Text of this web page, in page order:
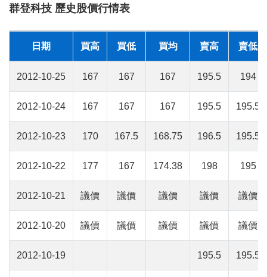
群登科技 歷史股價行情表
日期 買高 買低 買均 賣高 賣低
2012-10-25 167 167 167 195.5 194
2012-10-24 167 167 167 195.5 195.5
2012-10-23 170 167.5 168.75 196.5 195.5
2012-10-22 177 167 174.38 198 195
2012-10-21 議價 議價 議價 議價 議價
2012-10-20 議價 議價 議價 議價 議價
2012-10-19 195.5 195.5